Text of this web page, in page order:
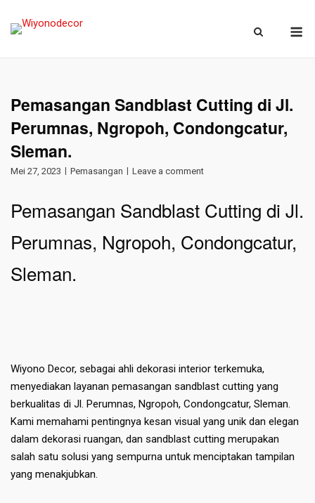
Beranda
Pemasangan Sandblast Cutting di Jl. Perumnas,
Pemasangan Sandblast Cutting di Jl.
Perumnas, Ngropoh, Condongcatur,
Sleman.
Mei 27, 2023 Pemasangan Leave a comment
Pemasangan Sandblast Cutting di Jl.
Perumnas, Ngropoh, Condongcatur,
Sleman.
Wiyono Decor, sebagai ahli dekorasi interior terkemuka,
menyediakan layanan pemasangan sandblast cutting yang
berkualitas di Jl. Perumnas, Ngropoh, Condongcatur, Sleman.
Kami memahami pentingnya kesan visual yang unik dan elegan
dalam dekorasi ruangan, dan sandblast cutting merupakan
salah satu solusi yang sempurna untuk menciptakan tampilan
yang menakjubkan.